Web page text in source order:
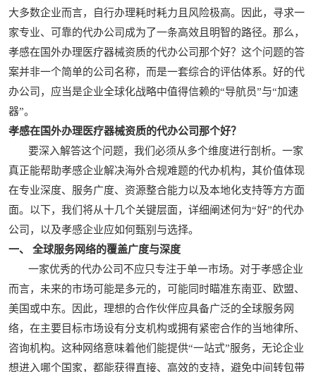
大多数企业而言，自行办理耗时耗力且风险极高。因此，寻求一
家专业、可靠的代办公司成为了一条高效且明智的路径。那么，
孝感在国外办理医疗器械资质的代办公司那个好？这个问题的答
案并非一个简单的公司名称，而是一套综合的评估体系。好的代
办公司，应当是企业全球化战略中值得信赖的“导航员”与“加速
器”。
孝感在国外办理医疗器械资质的代办公司那个好？
要深入解答这个问题，我们必须从多个维度进行剖析。一家
真正能帮助孝感企业解决海外合规难题的代办机构，其价值体现
在专业深度、服务广度、资源整合能力以及本地化支持等方方面
面。以下，我们将从十几个关键层面，详细阐述何为“好”的代办
公司，以及孝感企业应如何甄别与选择。
一、 全球服务网络的覆盖广度与深度
一家优秀的代办公司不应只专注于单一市场。对于孝感企业
而言，未来的市场可能是多元的，可能同时瞄准东南亚、欧盟、
美国或中东。因此，理想的合作伙伴应具备广泛的全球服务网
络，在主要目标市场设有分支机构或拥有紧密合作的当地律所、
咨询机构。这种网络意味着他们能提供“一站式”服务，无论企业
想进入哪个国家，都能获得直接、高效的支持，避免中间转包带